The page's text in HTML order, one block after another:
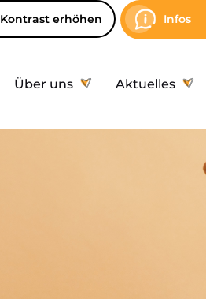
Infos
Kontrast erhöhen
Über uns Aktuelles